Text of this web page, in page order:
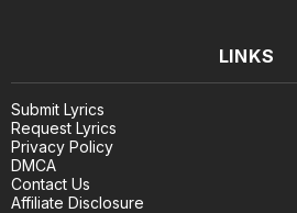
LINKS
Submit Lyrics
Request Lyrics
Privacy Policy
DMCA
Contact Us
Affiliate Disclosure